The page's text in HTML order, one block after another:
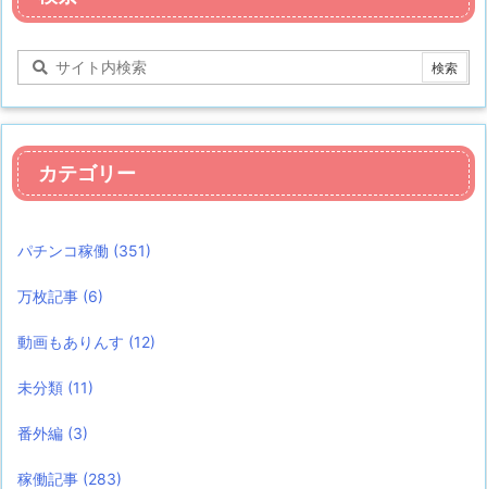
カテゴリー
パチンコ稼働 (351)
万枚記事 (6)
動画もありんす (12)
未分類 (11)
番外編 (3)
稼働記事 (283)